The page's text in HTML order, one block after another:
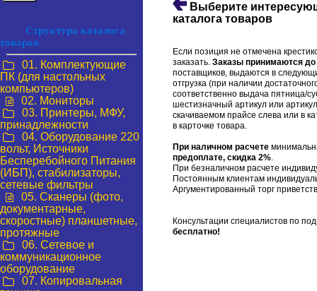
Структура каталога
товаров
01. Комплектующие
ПК (для настольных
компьютеров)
02. Мониторы
03. Принтеры, МФУ,
принадлежности
04. Оборудование 220
вольт, Источники
Бесперебойного Питания
(ИБП), стабилизаторы,
сетевые фильтры
05. Сканеры (фото,
документарные,
скоростные) планшетные,
протяжные
06. Сетевое и
коммуникационное
оборудование
07. Копировальная
Выберите
каталога товаров
Если позиция не отмечена
заказать. Заказы принимаются до
поставщиков, выдаются в
отгрузка (при наличии
соответственно выдача пятница/
шестизначный артикул или
скачиваемом прайсе слева или в
в карточке товара.
При наличном расчете
предоплате, скидка 2%.
При безналичном расчете
Постоянным клиентам
Аргументированный торг
Консультации специалистов по
бесплатно!